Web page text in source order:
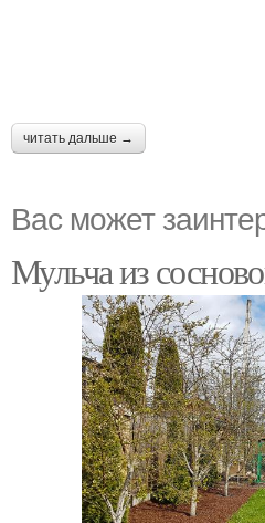
читать дальше →
Вас может
Мульча из